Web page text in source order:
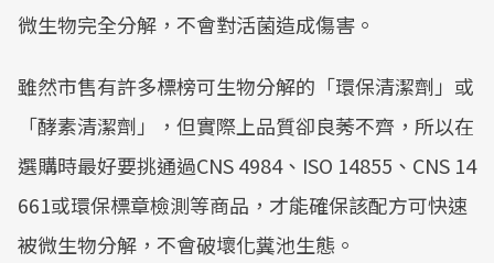
微生物完全分解，不會對活菌造成傷害。
雖然市售有許多標榜可生物分解的「環保清潔劑」或
「酵素清潔劑」，但實際上品質卻良莠不齊，所以在
選購時最好要挑通過CNS 4984、ISO 14855、CNS 14
661或環保標章檢測等商品，才能確保該配方可快速
被微生物分解，不會破壞化糞池生態。